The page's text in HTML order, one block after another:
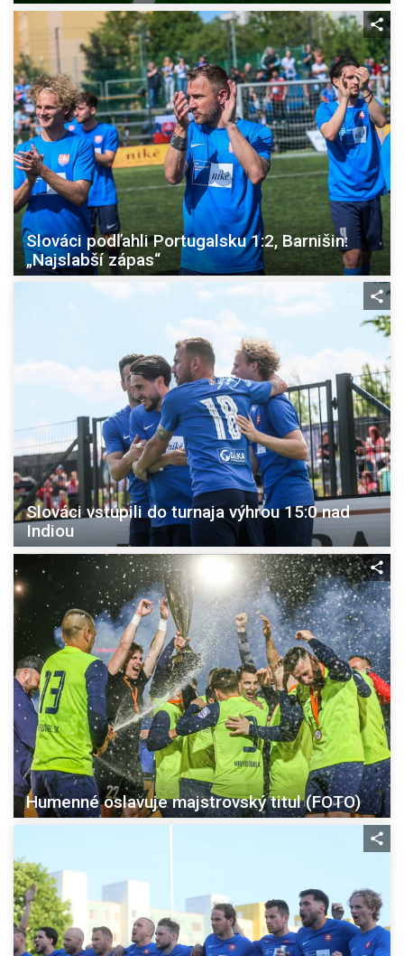
Slováci podľahli Portugalsku 1:2, Barnišin:
„Najslabší zápas“
Slováci vstúpili do turnaja výhrou 15:0 nad
Indiou
Humenné oslavuje majstrovský titul (FOTO)